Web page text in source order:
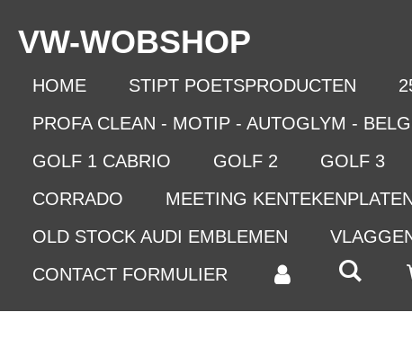
direct
VW-WOBSHOP
HOME STIPT POETSPRODUCTEN
PROFA CLEAN - MOTIP - AUTOGLYM -
GOLF 1 CABRIO
GOLF 2 GOLF 3
CORRADO
MEETING
OLD STOCK AUDI EMBLEMEN
CONTACT FORMULIER